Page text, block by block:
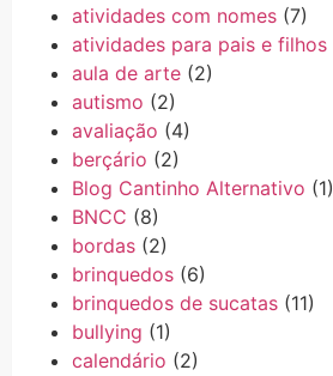
atividades com nomes (7)
atividades para pais e filhos
aula de arte (2)
autismo (2)
avaliação (4)
berçário (2)
Blog Cantinho Alternativo (1)
BNCC (8)
bordas (2)
brinquedos (6)
brinquedos de sucatas (11)
bullying (1)
calendário (2)